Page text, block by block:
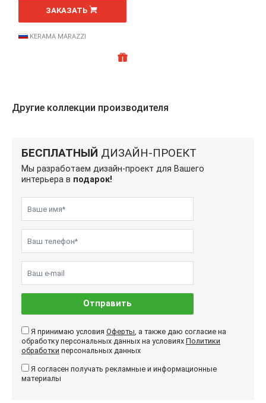
ЗАКАЗАТЬ
KERAMA MARAZZI
Другие коллекции производителя
БЕСПЛАТНЫЙ ДИЗАЙН-ПРОЕКТ
Мы разработаем дизайн-проект для Вашего
интерьера в подарок!
Отправить
Я принимаю условия Оферты, а также даю согласие на
обработку персональных данных на условиях Политики
обработки персональных данных
Я согласен получать рекламные и информационные
материалы